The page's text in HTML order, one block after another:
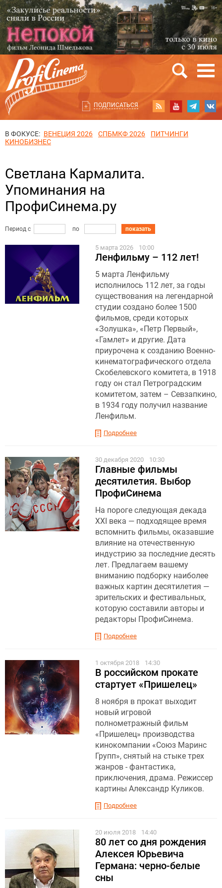
ПОДПИСАТЬСЯ
В ФОКУСЕ: ВЕНЕЦИЯ 2026 СПБМКФ 2026
ПИТЧИНГИ
КИНОБИЗНЕС
Светлана Кармалита.
Упоминания на
ПрофиСинема.ру
Период с по показать
5 марта 2026 10:00
Ленфильму – 112 лет!
5 марта Ленфильму
исполнилось 112 лет, за годы
существования на легендарной
студии создано более 1500
фильмов, среди которых
«Золушка», «Петр Первый»,
«Гамлет» и другие. Дата
приурочена к созданию Военно-
кинематографического отдела
Скобелевского комитета, в 1918
году он стал Петроградским
комитетом, затем – Севзапкино,
в 1934 году получил название
Ленфильм.
Подробнее
30 декабря 2020 10:30
Главные фильмы
десятилетия. Выбор
ПрофиСинема
На пороге следующая декада
XXI века — подходящее время
вспомнить фильмы, оказавшие
влияние на отечественную
индустрию за последние десять
лет. Предлагаем вашему
вниманию подборку наиболее
важных картин десятилетия —
зрительских и фестивальных,
которую составили авторы и
редакторы ПрофиСинема.
Подробнее
1 октября 2018 14:30
В российском прокате
стартует «Пришелец»
8 ноября в прокат выходит
новый игровой
полнометражный фильм
«Пришелец» производства
кинокомпании «Союз Маринс
Групп», снятый на стыке трех
жанров - фантастика,
приключения, драма. Режиссер
картины Александр Куликов.
Подробнее
20 июля 2018 14:40
80 лет со дня рождения
Алексея Юрьевича
Германа: черно-белые
сны